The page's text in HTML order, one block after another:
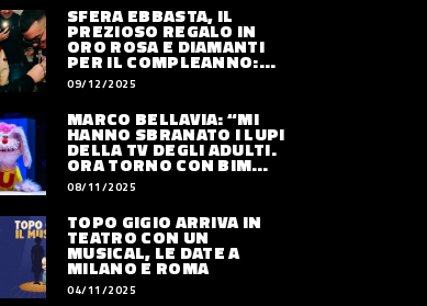
SFERA EBBASTA, IL
PREZIOSO REGALO IN
ORO ROSA E DIAMANTI
PER IL COMPLEANNO:
QUANTO VALE
09/12/2025
MARCO BELLAVIA: “MI
HANNO SBRANATO I LUPI
DELLA TV DEGLI ADULTI.
ORA TORNO CON BIM
BUM BAM PARTY”
08/11/2025
TOPO GIGIO ARRIVA IN
TEATRO CON UN
MUSICAL, LE DATE A
MILANO E ROMA
04/11/2025